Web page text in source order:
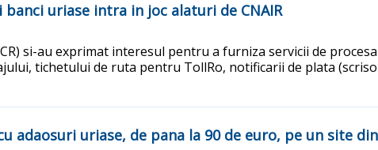
uriase intra in joc alaturi de CNAIR
si-au exprimat interesul pentru a furniza servicii de
tichetului de ruta pentru TollRo, notificarii de plata
adaosuri uriase, de pana la 90 de euro, pe un site